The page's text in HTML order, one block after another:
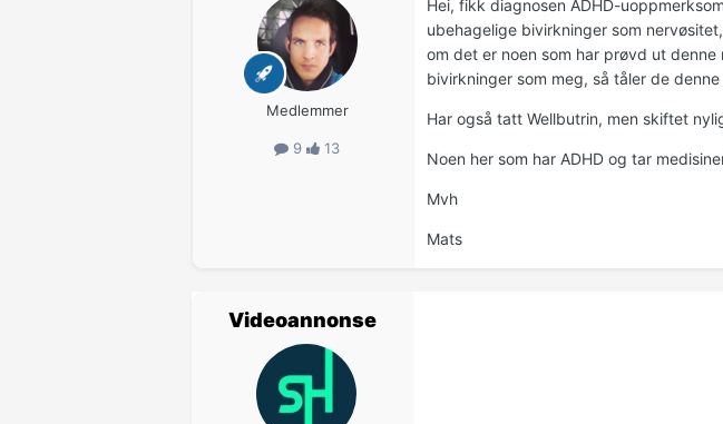
Medlemmer
9 13
Hei, fikk diagnosen ADHD-
ubehagelige bivirkninger som
om det er noen som har prøvd ut
bivirkninger som meg, så tåler de
Har også tatt Wellbutrin, men skiftet
Noen her som har ADHD og tar
Mvh
Mats
Videoannonse